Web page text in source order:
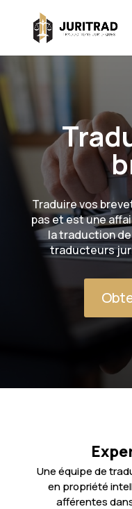
Traduire vos
pas et est une
la traduction
traducteurs
Une équipe de
en propriété
afférentes